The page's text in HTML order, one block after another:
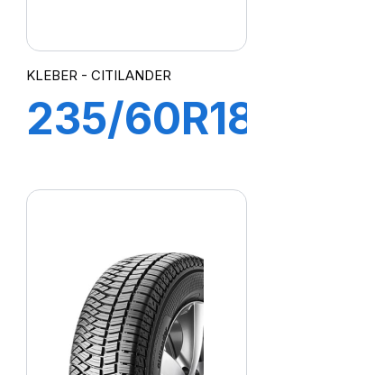
KLEBER - CITILANDER
235/60R18